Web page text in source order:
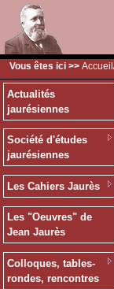
Vous êtes ici >> Accueil
Actualités
jaurésiennes
Société d'études
jaurésiennes
Les Cahiers Jaurès
Les "Oeuvres" de
Jean Jaurès
Colloques, tables-
rondes, rencontres